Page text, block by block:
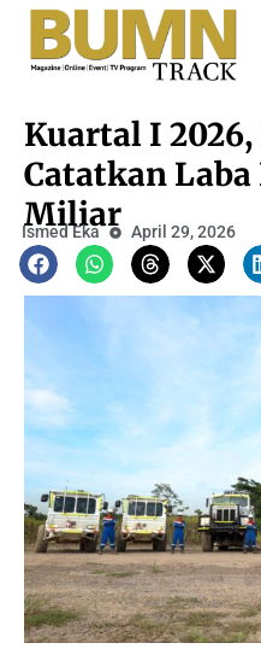
Kuartal I
Catatkan Laba
Miliar
Ismed Eka April 29, 2026